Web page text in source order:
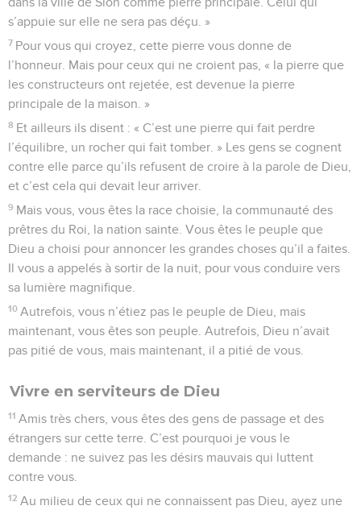
s’appuie sur elle ne sera pas déçu. »
7 Pour vous qui croyez, cette pierre vous donne de
l’honneur. Mais pour ceux qui ne croient pas, « la pierre que
les constructeurs ont rejetée, est devenue la pierre
principale de la maison. »
8 Et ailleurs ils disent : « C’est une pierre qui fait perdre
l’équilibre, un rocher qui fait tomber. » Les gens se cognent
contre elle parce qu’ils refusent de croire à la parole de Dieu,
et c’est cela qui devait leur arriver.
9 Mais vous, vous êtes la race choisie, la communauté des
prêtres du Roi, la nation sainte. Vous êtes le peuple que
Dieu a choisi pour annoncer les grandes choses qu’il a faites.
Il vous a appelés à sortir de la nuit, pour vous conduire vers
sa lumière magnifique.
10 Autrefois, vous n’étiez pas le peuple de Dieu, mais
maintenant, vous êtes son peuple. Autrefois, Dieu n’avait
pas pitié de vous, mais maintenant, il a pitié de vous.
Vivre en serviteurs de Dieu
11 Amis très chers, vous êtes des gens de passage et des
étrangers sur cette terre. C’est pourquoi je vous le
demande : ne suivez pas les désirs mauvais qui luttent
contre vous.
12 Au milieu de ceux qui ne connaissent pas Dieu, ayez une